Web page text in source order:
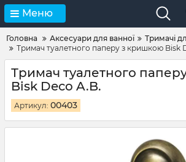
Меню
Головна Аксесуари для ванної
Тримачі
Тримач туалетного паперу з кришкою Bisk
Тримач туалетного
Bisk Deco A.B.
Артикул: 00403